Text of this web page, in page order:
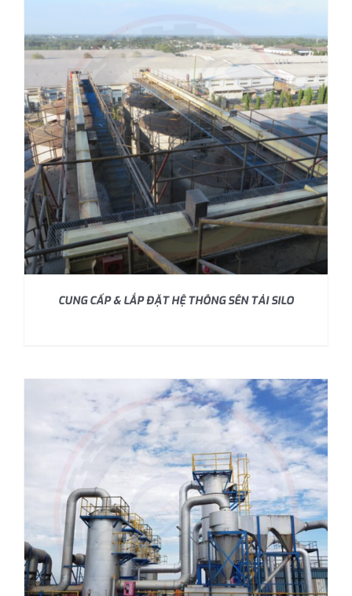
CUNG CẤP & LẮP ĐẶT HỆ THÔNG SÊN TẢI SILO